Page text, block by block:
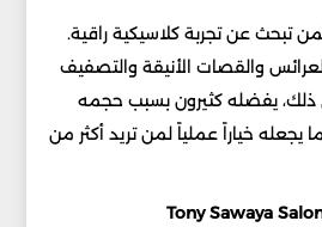
تبحث عن تجربة كلاسيكية راقية.
والقصات الأنيقة والتصفيف
ذلك، يفضله كثيرون بسبب حجمه
يجعله خياراً عملياً لمن تريد أكثر من